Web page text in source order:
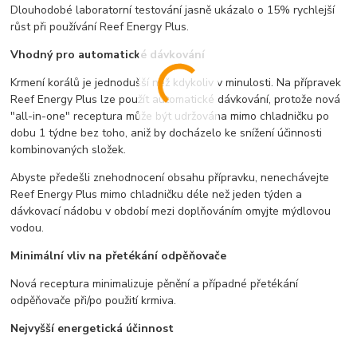
Dlouhodobé laboratorní testování jasně ukázalo o 15% rychlejší
růst při používání Reef Energy Plus.
Vhodný pro automatické dávkování
Krmení korálů je jednodušší než kdykoliv v minulosti. Na přípravek
Reef Energy Plus lze použít automatické dávkování, protože nová
"all-in-one" receptura může být udržována mimo chladničku po
dobu 1 týdne bez toho, aniž by docházelo ke snížení účinnosti
kombinovaných složek.
Abyste předešli znehodnocení obsahu přípravku, nenechávejte
Reef Energy Plus mimo chladničku déle než jeden týden a
dávkovací nádobu v období mezi doplňováním omyjte mýdlovou
vodou.
Minimální vliv na přetékání odpěňovače
Nová receptura minimalizuje pěnění a případné přetékání
odpěňovače při/po použití krmiva.
Nejvyšší energetická účinnost